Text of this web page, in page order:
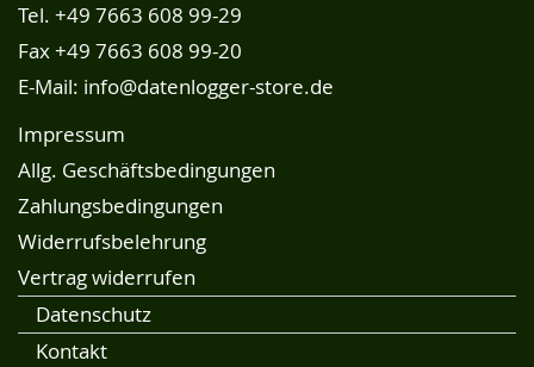
Tel. +49 7663 608 99-29
Fax +49 7663 608 99-20
E-Mail: info@datenlogger-store.de
Impressum
Allg. Geschäftsbedingungen
Zahlungsbedingungen
Widerrufsbelehrung
Vertrag widerrufen
Datenschutz
Kontakt